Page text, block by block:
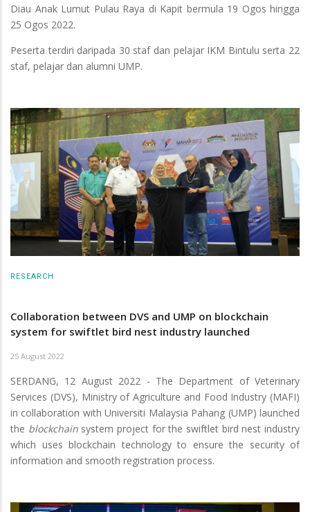
Diau Anak Lumut Pulau Raya di Kapit bermula 19 Ogos hingga
25 Ogos 2022.
Peserta terdiri daripada 30 staf dan pelajar IKM Bintulu serta 22
staf, pelajar dan alumni UMP.
RESEARCH
Collaboration between DVS and UMP on blockchain
system for swiftlet bird nest industry launched
25 August 2022
SERDANG, 12 August 2022 - The Department of Veterinary
Services (DVS), Ministry of Agriculture and Food Industry (MAFI)
in collaboration with Universiti Malaysia Pahang (UMP) launched
the blockchain system project for the swiftlet bird nest industry
which uses blockchain technology to ensure the security of
information and smooth registration process.